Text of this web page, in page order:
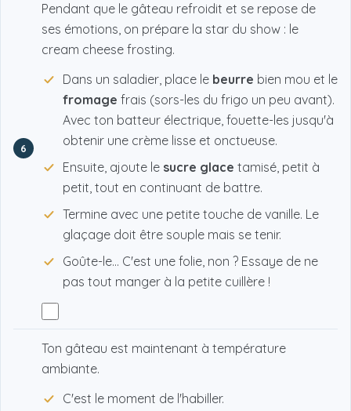
6
Pendant que le gâteau refroidit et se repose de
ses émotions, on prépare la star du show : le
cream cheese frosting.
Dans un saladier, place le beurre bien mou et le
fromage frais (sors-les du frigo un peu avant).
Avec ton batteur électrique, fouette-les jusqu'à
obtenir une crème lisse et onctueuse.
Ensuite, ajoute le sucre glace tamisé, petit à
petit, tout en continuant de battre.
Termine avec une petite touche de vanille. Le
glaçage doit être souple mais se tenir.
Goûte-le… C'est une folie, non ? Essaye de ne
pas tout manger à la petite cuillère !
Ton gâteau est maintenant à température
ambiante.
C'est le moment de l'habiller.